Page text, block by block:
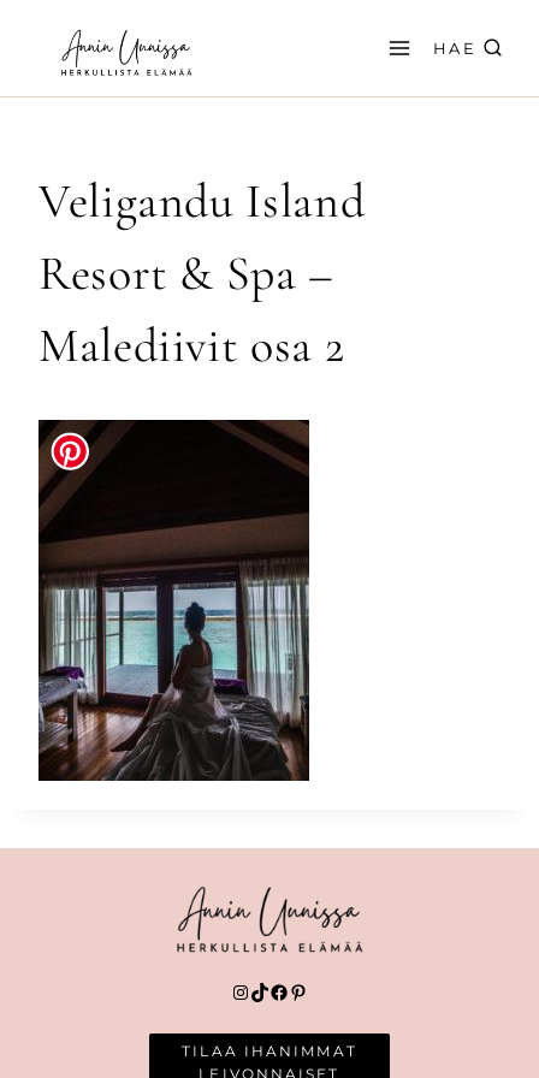
sisältöön
HAE
Veligandu Island
Resort & Spa –
Malediivit osa 2
Instagram
TikTok
Facebook
Pinterest
TILAA IHANIMMAT
LEIVONNAISET